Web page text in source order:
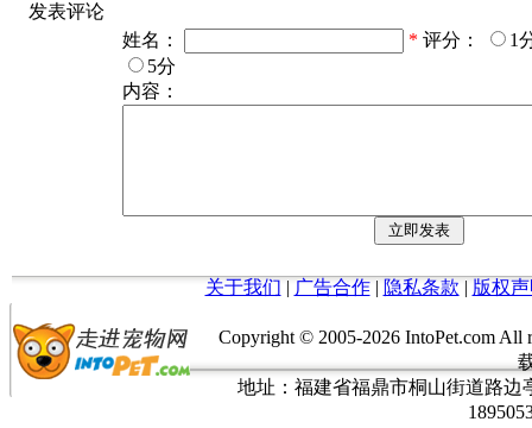
发表评论
姓名：
* 评分：
1
5分
内容：
关于我们 | 广告合作| 隐私条款 | 版权
Copyright © 2005-2026 IntoPet.com
地址：福建省福鼎市桐山街道路边